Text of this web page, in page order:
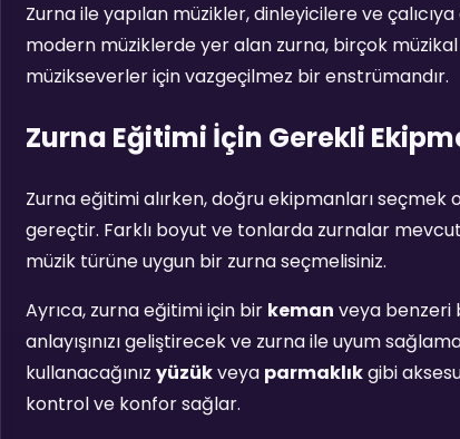
Zurna ile yapılan müzikler, dinleyicilere ve
modern müziklerde yer alan zurna, birçok
müzikseverler için vazgeçilmez bir enstrümandır.
Zurna Eğitimi İçin Gerekli
Zurna eğitimi alırken, doğru ekipmanları seçmek
gereçtir. Farklı boyut ve tonlarda zurnalar
müzik türüne uygun bir zurna seçmelisiniz.
Ayrıca, zurna eğitimi için bir keman veya benzeri
anlayışınızı geliştirecek ve zurna ile uyum
kullanacağınız yüzükveya parmaklıkgibi
kontrol ve konfor sağlar.